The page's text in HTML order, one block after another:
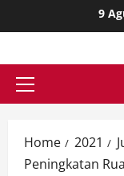
to
9
Primary
Home 2021
Peningkatan